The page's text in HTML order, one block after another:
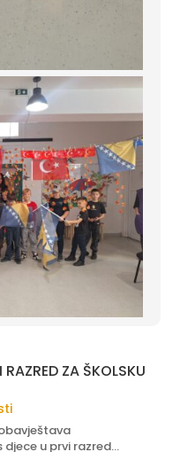
ZA ŠKOLSKU
u prvi razred...